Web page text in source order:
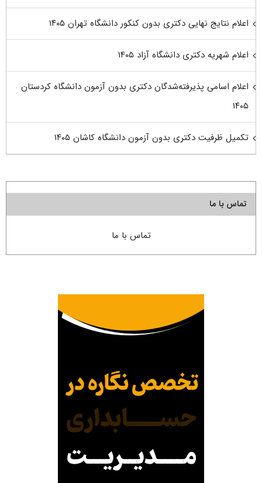
اعلام نتایج نهایی دکتری بدون کنکور دانشگاه تهران ۱۴۰۵
اعلام شهریه دکتری دانشگاه آزاد ۱۴۰۵
اعلام اسامی پذیرفته‌شدگان دکتری بدون آزمون دانشگاه کردستان
۱۴۰۵
تکمیل ظرفیت دکتری بدون آزمون دانشگاه کاشان ۱۴۰۵
تماس با ما
تماس با ما